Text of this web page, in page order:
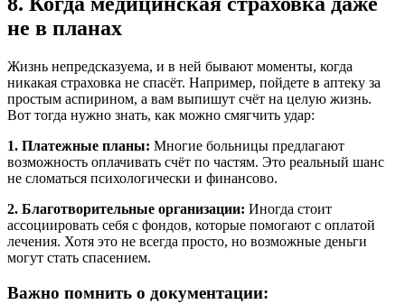
не в планах
Жизнь непредсказуема, и в ней бывают моменты, когда
никакая страховка не спасёт. Например, пойдете в аптеку за
простым аспирином, а вам выпишут счёт на целую жизнь.
Вот тогда нужно знать, как можно смягчить удар:
1. Платежные планы: Многие больницы предлагают
возможность оплачивать счёт по частям. Это реальный шанс
не сломаться психологически и финансово.
2. Благотворительные организации: Иногда стоит
ассоциировать себя с фондов, которые помогают с оплатой
лечения. Хотя это не всегда просто, но возможные деньги
могут стать спасением.
Важно помнить о документации: